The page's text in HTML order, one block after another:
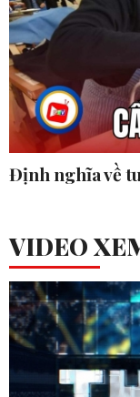
Định nghĩa về
VIDEO